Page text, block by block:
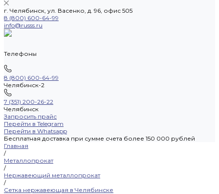
г. Челябинск, ул. Васенко, д. 96, офис 505
8 (800) 600-64-99
info@russs.ru
Телефоны
8 (800) 600-64-99
Челябинск-2
7 (351) 200-26-22
Челябинск
Запросить прайс
Перейти в Telegram
Перейти в Whatsapp
Бесплатная доставка при сумме счета более 150 000 рублей
Главная
/
Металлопрокат
/
Нержавеющий металлопрокат
/
Сетка нержавеющая в Челябинске